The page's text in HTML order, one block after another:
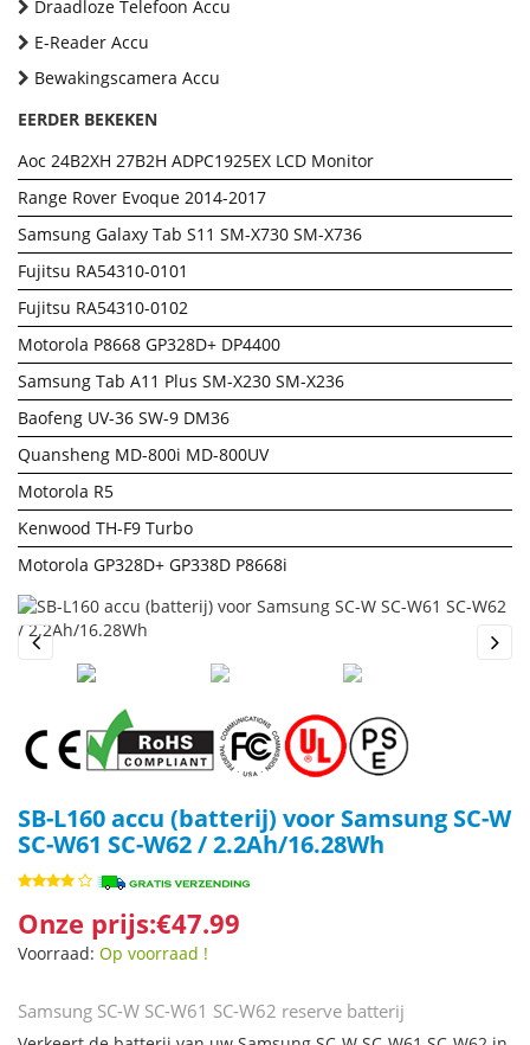
Draadloze Telefoon Accu
E-Reader Accu
Bewakingscamera Accu
EERDER BEKEKEN
Aoc 24B2XH 27B2H ADPC1925EX LCD Monitor
Range Rover Evoque 2014-2017
Samsung Galaxy Tab S11 SM-X730 SM-X736
Fujitsu RA54310-0101
Fujitsu RA54310-0102
Motorola P8668 GP328D+ DP4400
Samsung Tab A11 Plus SM-X230 SM-X236
Baofeng UV-36 SW-9 DM36
Quansheng MD-800i MD-800UV
Motorola R5
Kenwood TH-F9 Turbo
Motorola GP328D+ GP338D P8668i
Previous
SB-L160 accu (batterij) voor Samsung SC-W
SC-W61 SC-W62 / 2.2Ah/16.28Wh
Onze prijs:€47.99
Voorraad: Op voorraad !
Samsung SC-W SC-W61 SC-W62 reserve batterij